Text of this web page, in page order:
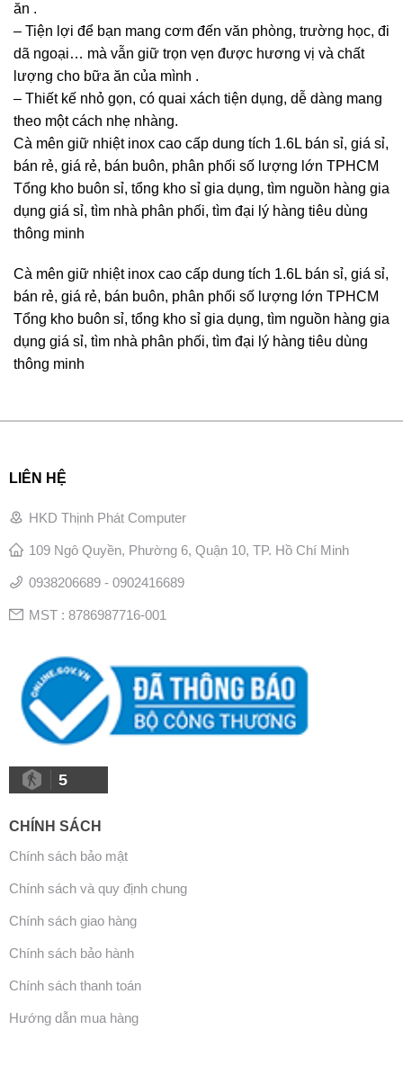
ăn .
– Tiện lợi để bạn mang cơm đến văn phòng, trường học, đi
dã ngoại… mà vẫn giữ trọn vẹn được hương vị và chất
lượng cho bữa ăn của mình .
– Thiết kế nhỏ gọn, có quai xách tiện dụng, dễ dàng mang
theo một cách nhẹ nhàng.
Cà mên giữ nhiệt inox cao cấp dung tích 1.6L bán sỉ, giá sỉ,
bán rẻ, giá rẻ, bán buôn, phân phối số lượng lớn TPHCM
Tổng kho buôn sỉ, tổng kho sỉ gia dụng, tìm nguồn hàng gia
dụng giá sỉ, tìm nhà phân phối, tìm đại lý hàng tiêu dùng
thông minh
Cà mên giữ nhiệt inox cao cấp dung tích 1.6L bán sỉ, giá sỉ,
bán rẻ, giá rẻ, bán buôn, phân phối số lượng lớn TPHCM
Tổng kho buôn sỉ, tổng kho sỉ gia dụng, tìm nguồn hàng gia
dụng giá sỉ, tìm nhà phân phối, tìm đại lý hàng tiêu dùng
thông minh
LIÊN HỆ
HKD Thịnh Phát Computer
109 Ngô Quyền, Phường 6, Quận 10, TP. Hồ Chí Minh
0938206689 - 0902416689
MST : 8786987716-001
5
CHÍNH SÁCH
Chính sách bảo mật
Chính sách và quy định chung
Chính sách giao hàng
Chính sách bảo hành
Chính sách thanh toán
Hướng dẫn mua hàng